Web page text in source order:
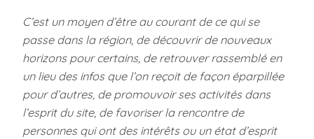
C’est un moyen d’être au courant de ce qui se
passe dans la région, de découvrir de nouveaux
horizons pour certains, de retrouver rassemblé en
un lieu des infos que l’on reçoit de façon éparpillée
pour d’autres, de promouvoir ses activités dans
l’esprit du site, de favoriser la rencontre de
personnes qui ont des intérêts ou un état d’esprit